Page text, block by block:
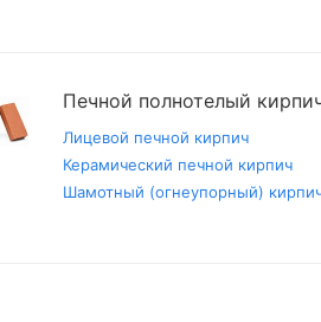
Печной полнотелый
Лицевой печной кирпич
Керамический печной кирпич
Шамотный (огнеупорный)